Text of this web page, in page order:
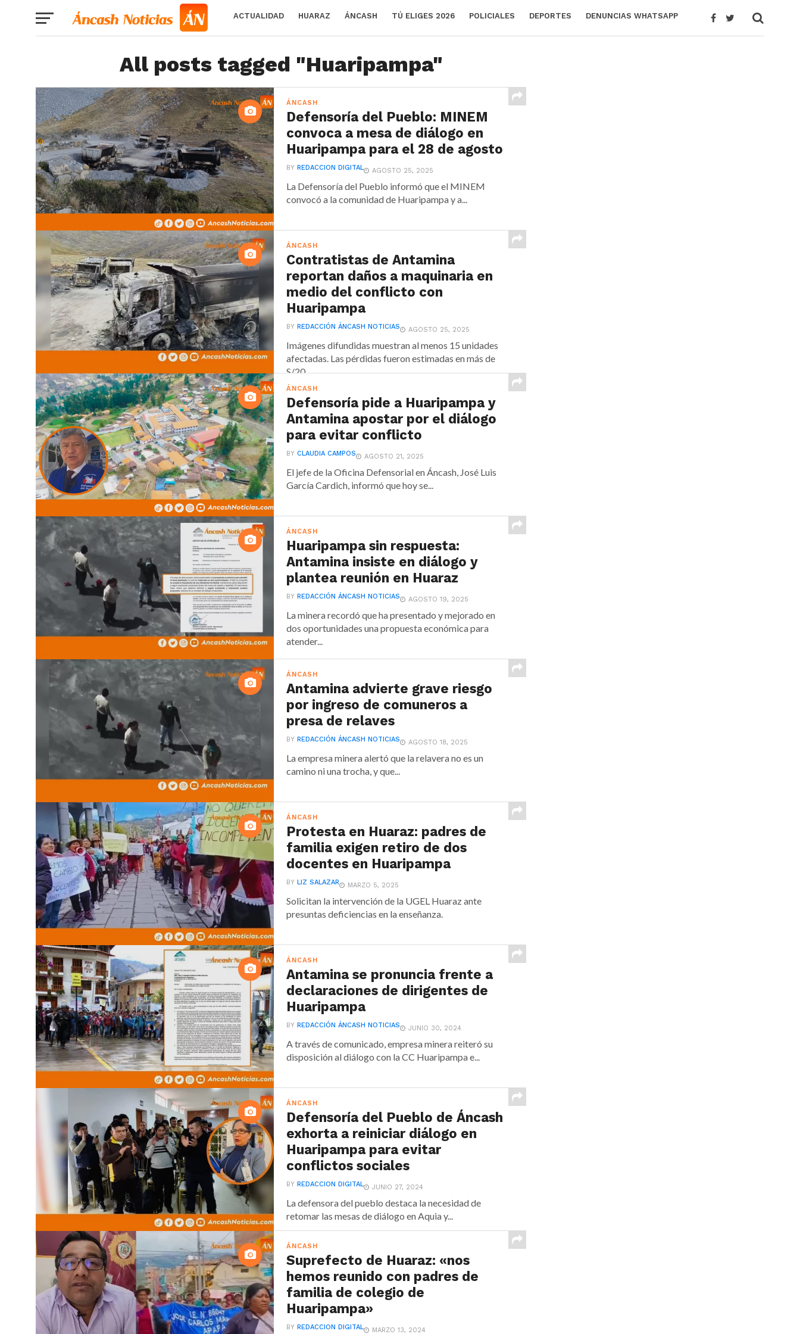
ACTUALIDAD HUARAZ ÁNCASH TÚ ELIGES 2026 POLICIALES DEPORTES DENUNCIAS WHATSAPP
All posts tagged "Huaripampa"
ÁNCASH
Defensoría del Pueblo: MINEM
convoca a mesa de diálogo en
Huaripampa para el 28 de agosto
BYREDACCION DIGITAL AGOSTO 25, 2025
La Defensoría del Pueblo informó que el MINEM
convocó a la comunidad de Huaripampa y a...
ÁNCASH
Contratistas de Antamina
reportan daños a maquinaria en
medio del conflicto con
Huaripampa
BYREDACCIÓN ÁNCASH NOTICIAS AGOSTO 25, 2025
Imágenes difundidas muestran al menos 15 unidades
afectadas. Las pérdidas fueron estimadas en más de
S/20...
ÁNCASH
Defensoría pide a Huaripampa y
Antamina apostar por el diálogo
para evitar conflicto
BYCLAUDIA CAMPOS AGOSTO 21, 2025
El jefe de la Oficina Defensorial en Áncash, José Luis
García Cardich, informó que hoy se...
ÁNCASH
Huaripampa sin respuesta:
Antamina insiste en diálogo y
plantea reunión en Huaraz
BYREDACCIÓN ÁNCASH NOTICIAS AGOSTO 19, 2025
La minera recordó que ha presentado y mejorado en
dos oportunidades una propuesta económica para
atender...
ÁNCASH
Antamina advierte grave riesgo
por ingreso de comuneros a
presa de relaves
BYREDACCIÓN ÁNCASH NOTICIAS AGOSTO 18, 2025
La empresa minera alertó que la relavera no es un
camino ni una trocha, y que...
ÁNCASH
Protesta en Huaraz: padres de
familia exigen retiro de dos
docentes en Huaripampa
BYLIZ SALAZAR MARZO 5, 2025
Solicitan la intervención de la UGEL Huaraz ante
presuntas deficiencias en la enseñanza.
ÁNCASH
Antamina se pronuncia frente a
declaraciones de dirigentes de
Huaripampa
BYREDACCIÓN ÁNCASH NOTICIAS JUNIO 30, 2024
A través de comunicado, empresa minera reiteró su
disposición al diálogo con la CC Huaripampa e...
ÁNCASH
Defensoría del Pueblo de Áncash
exhorta a reiniciar diálogo en
Huaripampa para evitar
conflictos sociales
BYREDACCION DIGITAL JUNIO 27, 2024
La defensora del pueblo destaca la necesidad de
retomar las mesas de diálogo en Aquia y...
ÁNCASH
Suprefecto de Huaraz: «nos
hemos reunido con padres de
familia de colegio de
Huaripampa»
BYREDACCION DIGITAL MARZO 13, 2024